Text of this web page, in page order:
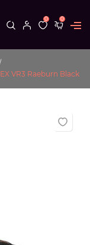
0 0
VR3 Raeburn Black